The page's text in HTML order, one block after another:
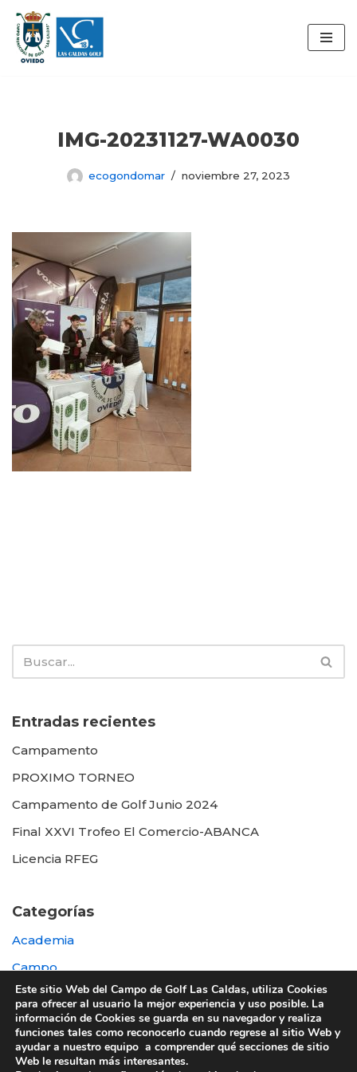
Saltar
al
IMG-20231127-WA0030
ecogondomar noviembre 27, 2023
Entradas recientes
Campamento
PROXIMO TORNEO
Campamento de Golf Junio 2024
Final XXVI Trofeo El Comercio-ABANCA
Licencia RFEG
Categorías
Academia
Campo
Destacada
Otras
Este sitio Web del Campo de Golf Las Caldas, utiliza Cookies
para ofrecer al usuario la mejor experiencia y uso posible. La
información de Cookies se guarda en su navegador y realiza
funciones tales como reconocerlo cuando regrese al sitio Web y
ayudar a nuestro equipo a comprender qué secciones de sitio
Web le resultan más interesantes.